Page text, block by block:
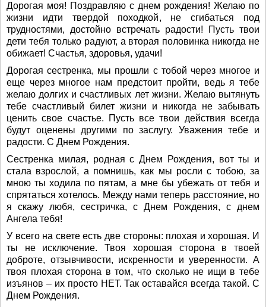
Дорогая моя! Поздравляю с днем рождения! Желаю по
жизни идти твердой походкой, не сгибаться под
трудностями, достойно встречать радости! Пусть твои
дети тебя только радуют, а вторая половинка никогда не
обижает! Счастья, здоровья, удачи!
Дорогая сестренка, мы прошли с тобой через многое и
еще через многое нам предстоит пройти, ведь я тебе
желаю долгих и счастливых лет жизни. Желаю вытянуть
тебе счастливый билет жизни и никогда не забывать
ценить свое счастье. Пусть все твои действия всегда
будут оценены другими по заслугу. Уважения тебе и
радости. С Днем Рождения.
Сестренка милая, родная с Днем Рождения, вот ты и
стала взрослой, а помнишь, как мы росли с тобою, за
мною ты ходила по пятам, а мне бы убежать от тебя и
спрятаться хотелось. Между нами теперь расстояние, но
я скажу любя, сестричка, с Днем Рождения, с днем
Ангела тебя!
У всего на свете есть две стороны: плохая и хорошая. И
ты не исключение. Твоя хорошая сторона в твоей
доброте, отзывчивости, искренности и уверенности. А
твоя плохая сторона в том, что сколько не ищи в тебе
изъянов – их просто НЕТ. Так оставайся всегда такой. С
Днем Рождения.